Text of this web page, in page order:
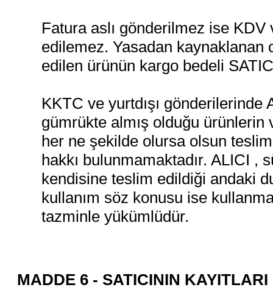
Fatura aslı gönderilmez ise
edilemez. Yasadan kaynaklanan
edilen ürünün kargo bedeli
KKTC ve yurtdışı
gümrükte almış olduğu
her ne şekilde olursa olsun
hakkı bulunmamaktadır. ALICI ,
kendisine teslim edildiği andaki
kullanım söz konusu ise
tazminle yükümlüdür.
MADDE 6 - SATICININ KAYITLARI